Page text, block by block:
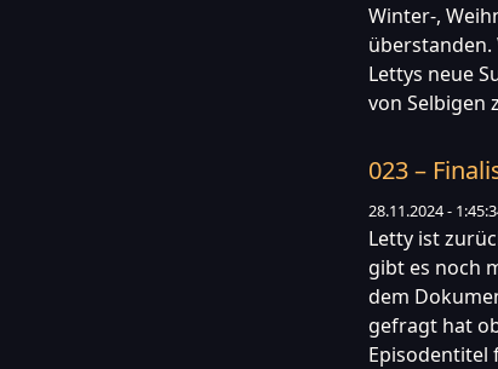
Winter-,
überstanden.
Lettys neue
von Selbigen
023 –
28.11.2024 -
Letty ist
gibt es noch
dem
gefragt hat
Episodentitel